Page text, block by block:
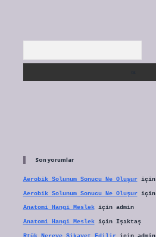
Son yorumlar
Aerobik Solunum Sonucu Ne Oluşuriçin
Aerobik Solunum Sonucu Ne Oluşuriçin
Anatomi Hangi Meslekiçin admin
Anatomi Hangi Meslekiçin Işıktaş